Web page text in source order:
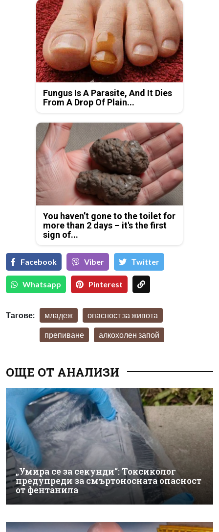
Fungus Is A Parasite, And It Dies
From A Drop Of Plain...
You haven’t gone to the toilet for
more than 2 days – it's the first
sign of...
Facebook Viber Тwitter
Whatsapp Pinterest
Тагове: младеж опасност за живота
препиване алкохолен запой
ОЩЕ ОТ АНАЛИЗИ
„Умира се за секунди“: Токсиколог
предупреди за смъртоносната опасност
от фентанила